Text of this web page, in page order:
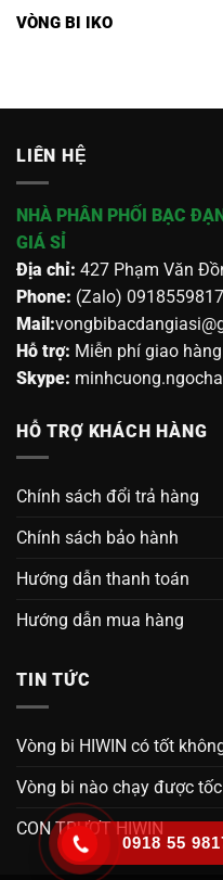
VÒNG BI IKO
LIÊN HỆ
NHÀ PHÂN PHỐI BẠC
GIÁ SỈ
Địa chỉ: 427 Phạm Văn
Phone: (Zalo) 0918559817
Mail:
Hỗ trợ: Miễn phí giao
Skype: minhcuong.ngocha
HỖ TRỢ KHÁCH HÀNG
Chính sách đổi trả hàng
Chính sách bảo hành
Hướng dẫn thanh toán
Hướng dẫn mua hàng
TIN TỨC
Vòng bi HIWIN có tốt
Vòng bi nào chạy được
CON TRƯỢT HIWIN
0918 55